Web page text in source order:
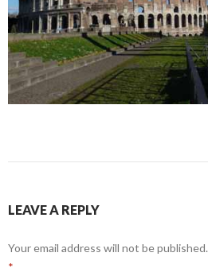
LEAVE A REPLY
Your email address will not be published.
*